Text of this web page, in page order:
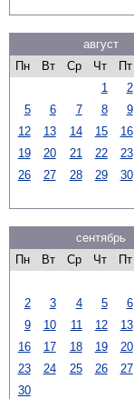
август
Пн
Вт Ср Чт Пт
1
2
5
6 7 8 9
12
13 14 15 16
19
20 21 22 23
26
27 28 29 30
сентябрь
Пн
Вт Ср Чт Пт
2
3 4 5 6
9
10 11 12 13
16
17 18 19 20
23
24 25 26 27
30